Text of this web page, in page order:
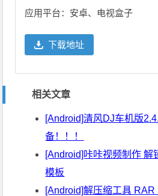
应用平台：安卓、电视盒子
下载地址
相关文章
[Android]清风DJ车机版
备！！！
[Android]咔咔视频制作 解
模板
[Android]解压缩工具